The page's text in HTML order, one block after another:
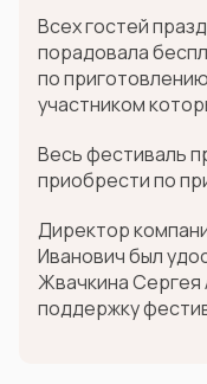
Всех гостей
порадовала
по
участником
Весь фестиваль
приобрести по
Директор
Иванович был
Жвачкина Сергея
поддержку